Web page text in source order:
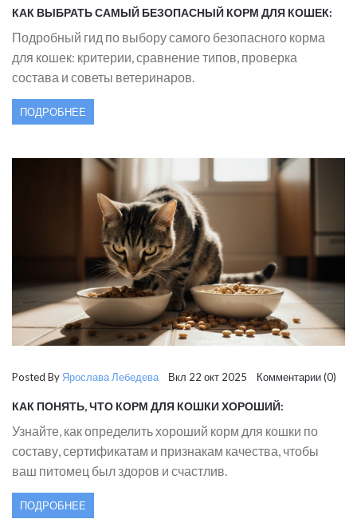
КАК ВЫБРАТЬ САМЫЙ БЕЗОПАСНЫЙ КОРМ ДЛЯ КОШЕК:
Подробный гид по выбору самого безопасного корма
для кошек: критерии, сравнение типов, проверка
состава и советы ветеринаров.
ПОДРОБНЕЕ
Posted By Ярослава ЛебедеваВкл 22 окт 2025 Комментарии (0)
КАК ПОНЯТЬ, ЧТО КОРМ ДЛЯ КОШКИ ХОРОШИЙ:
Узнайте, как определить хороший корм для кошки по
составу, сертификатам и признакам качества, чтобы
ваш питомец был здоров и счастлив.
ПОДРОБНЕЕ